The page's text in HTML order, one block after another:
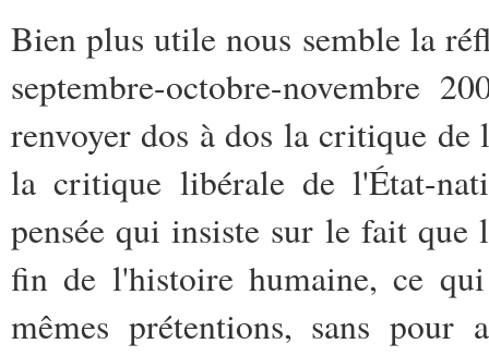
Bien plus utile nous semble la
septembre-octobre-novembre
renvoyer dos à dos la critique
la critique libérale de l'État-
pensée qui insiste sur le fait
fin de l'histoire humaine, ce
mêmes prétentions, sans